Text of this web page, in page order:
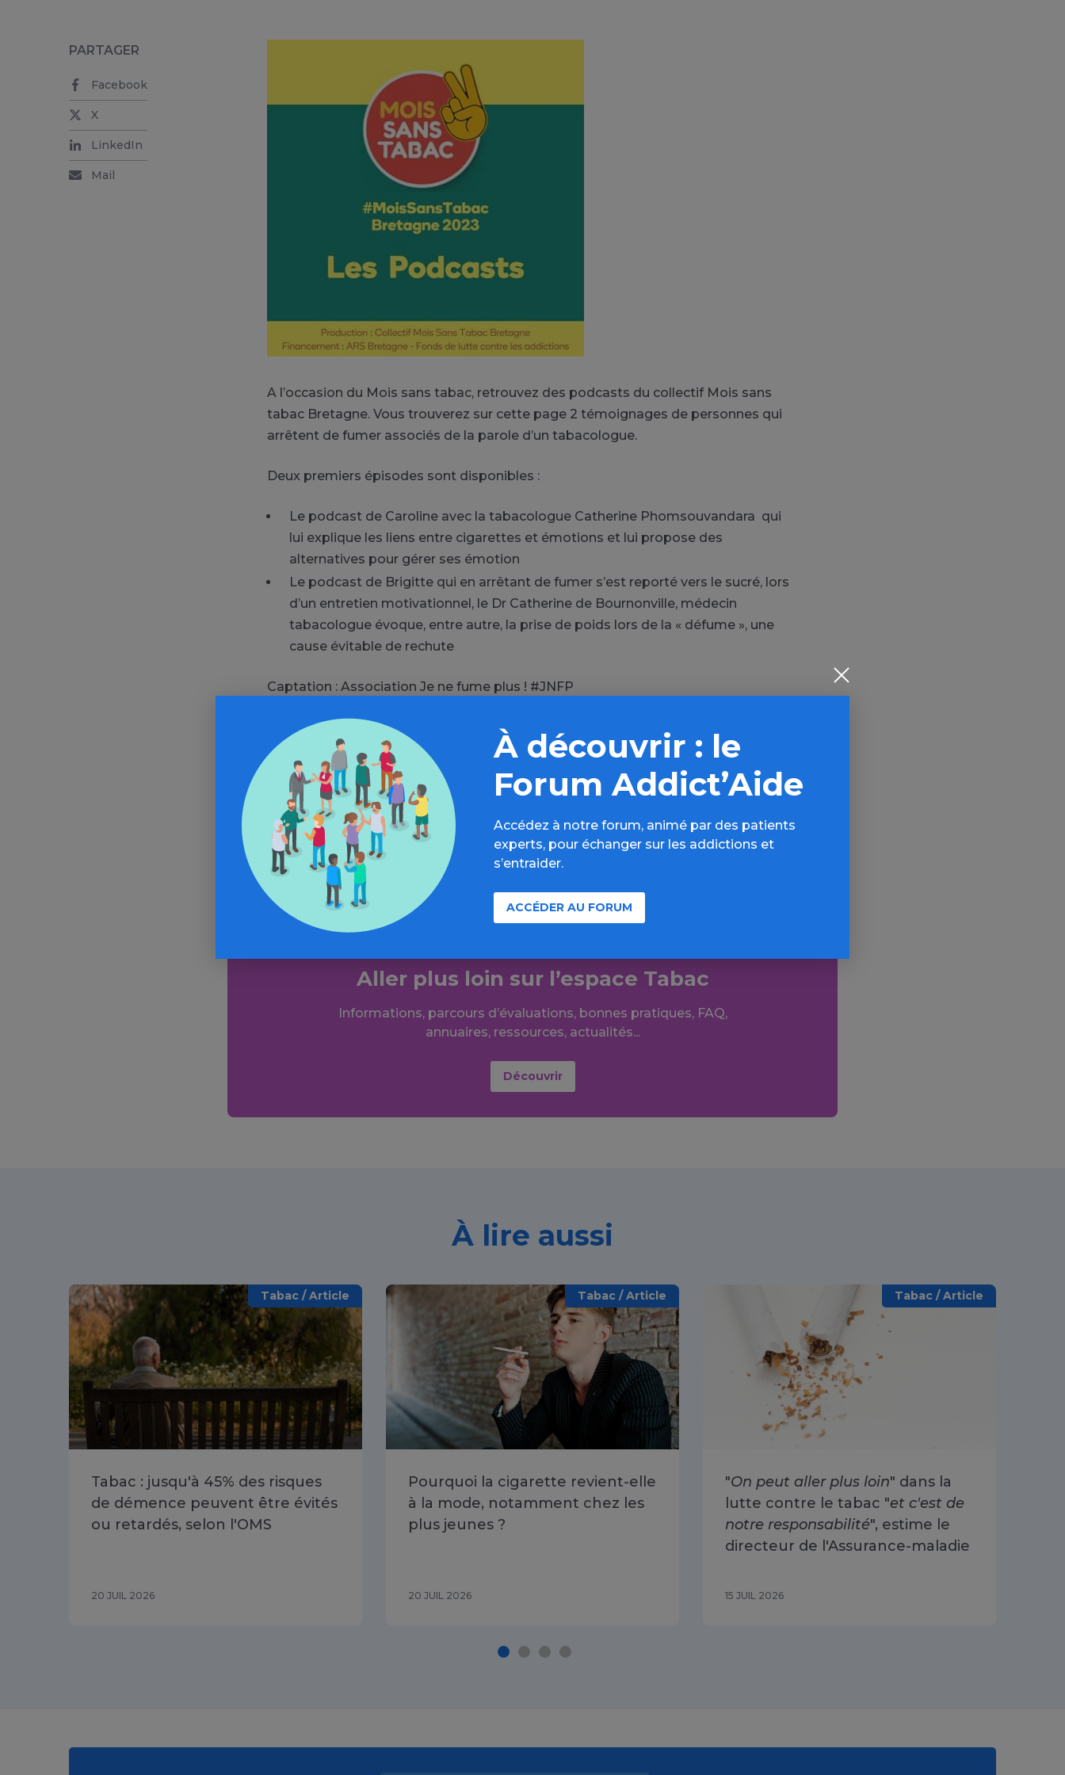
A l’occasion du Mois sans tabac, retrouvez des podcasts du collectif Mois sans
tabac Bretagne. Vous trouverez sur cette page 2 témoignages de personnes qui
arrêtent de fumer associés de la parole d’un tabacologue.
Deux premiers épisodes sont disponibles :
Le podcast de Caroline avec la tabacologue Catherine Phomsouvandara qui
lui explique les liens entre cigarettes et émotions et lui propose des
alternatives pour gérer ses émotion
Le podcast de Brigitte qui en arrêtant de fumer s’est reporté vers le sucré, lors
d’un entretien motivationnel, le Dr Catherine de Bournonville, médecin
tabacologue évoque, entre autre, la prise de poids lors de la « défume », une
cause évitable de rechute
Captation : Association Je ne fume plus ! #JNFP
Habillage et mise en forme sonore : Félix de Meyer
Avec le financement de l’ARS Bretagne et du Fonds de lutte contre les addictions.
Ecouter les podcasts
PARTAGER
Facebook
X
LinkedIn
Mail
Aller plus loin sur l’espace Tabac
Informations, parcours d’évaluations, bonnes pratiques, FAQ,
annuaires, ressources, actualités...
Découvrir
À lire aussi
Tabac / Article
Tabac : jusqu'à 45% des risques
de démence peuvent être évités
ou retardés, selon l'OMS
20 JUIL 2026
Tabac / Article
Pourquoi la cigarette revient-elle
à la mode, notamment chez les
plus jeunes ?
20 JUIL 2026
Tabac / Article
"On peut aller plus loin" dans la
lutte contre le tabac "et c'est de
notre responsabilité", estime le
directeur de l'Assurance-maladie
15 JUIL 2026
À découvrir : le
Forum Addict’Aide
Accédez à notre forum, animé par des patients
experts, pour échanger sur les addictions et
s’entraider.
ACCÉDER AU FORUM